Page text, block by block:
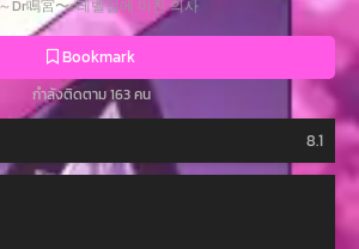
Dr鳴宮〜, 레벨업에 미친 의사
Bookmark
กำลังติดตาม 163 คน
8.1